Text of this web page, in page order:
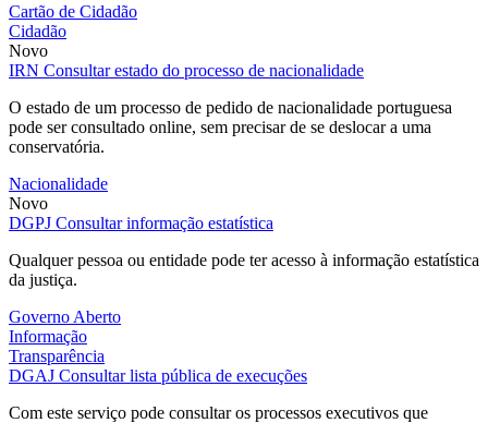
Cartão de Cidadão
Cidadão
Novo
IRN Consultar estado do processo de nacionalidade
O estado de um processo de pedido de nacionalidade portuguesa
pode ser consultado online, sem precisar de se deslocar a uma
conservatória.
Nacionalidade
Novo
DGPJ Consultar informação estatística
Qualquer pessoa ou entidade pode ter acesso à informação estatística
da justiça.
Governo Aberto
Informação
Transparência
DGAJ Consultar lista pública de execuções
Com este serviço pode consultar os processos executivos que